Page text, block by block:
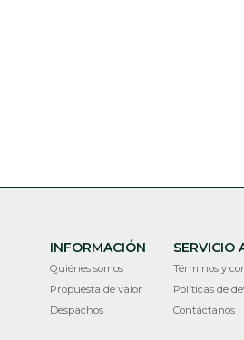
INFORMACIÓN
Quiénes somos
Propuesta de valor
Despachos
SERVICIO
Términos y
Políticas de
Contáctanos